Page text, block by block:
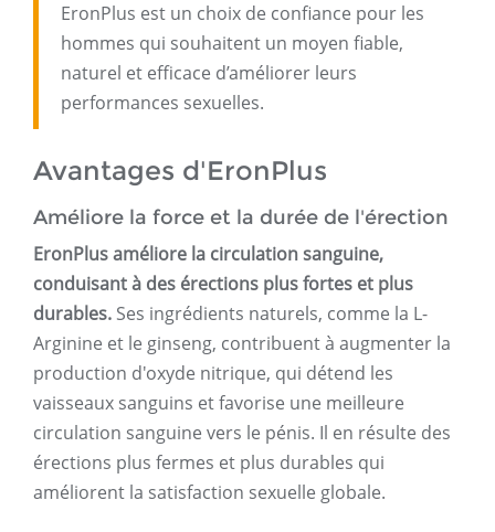
EronPlus est un choix de confiance pour les
hommes qui souhaitent un moyen fiable,
naturel et efficace d’améliorer leurs
performances sexuelles.
Avantages d'EronPlus
Améliore la force et la durée de l'érection
EronPlus améliore la circulation sanguine,
conduisant à des érections plus fortes et plus
durables. Ses ingrédients naturels, comme la L-
Arginine et le ginseng, contribuent à augmenter la
production d'oxyde nitrique, qui détend les
vaisseaux sanguins et favorise une meilleure
circulation sanguine vers le pénis. Il en résulte des
érections plus fermes et plus durables qui
améliorent la satisfaction sexuelle globale.